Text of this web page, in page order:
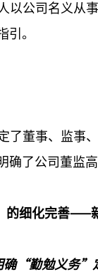
以公司名义从
引。
了董事、监事
确了公司董监
细化完善——
确“勤勉义务”